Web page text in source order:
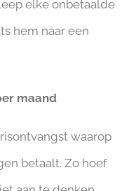
elke onbetaalde
hem naar een
maand
waarop
betaalt. Zo hoef